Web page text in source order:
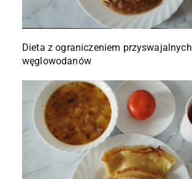
Dieta z ograniczeniem przyswajalnych
węglowodanów